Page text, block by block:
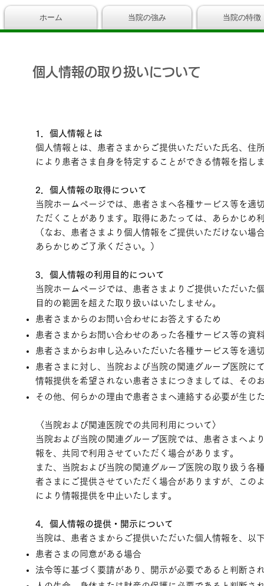
ホーム 当院の強み 当院の特徴
個人情報の取り扱いについて
1．個人情報とは
個人情報とは、患者さまからご提供いただいた氏名、住
により患者さま自身を特定することができる情報を指し
2．個人情報の取得について
当院ホームページでは、患者さまへ各種サービス等を適
ただくことがあります。取得にあたっては、あらかじめ
（なお、患者さまより個人情報をご提供いただけない
あらかじめご了承ください。）
3．個人情報の利用目的について
当院ホームページでは、患者さまよりご提供いただいた
目的の範囲を超えた取り扱いはいたしません。
患者さまからのお問い合わせにお答えするため
患者さまからお問い合わせのあった各種サービス等の資
患者さまからお申し込みいただいた各種サービス等を適
患者さまに対し、当院および当院の関連グループ医院に
情報提供を希望されない患者さまにつきましては、その
その他、何らかの理由で患者さまへ連絡する必要が生じ
〈当院および関連医院での共同利用について〉
当院および当院の関連グループ医院では、患者さまへよ
報を、共同で利用させていただく場合があります。
また、当院および当院の関連グループ医院の取り扱う各
者さまにご提供させていただく場合がありますが、この
により情報提供を中止いたします。
4．個人情報の提供・開示について
当院は、患者さまからご提供いただいた個人情報を、以
患者さまの同意がある場合
法令等に基づく要請があり、開示が必要であると判断さ